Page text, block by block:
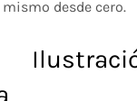
desde cero.